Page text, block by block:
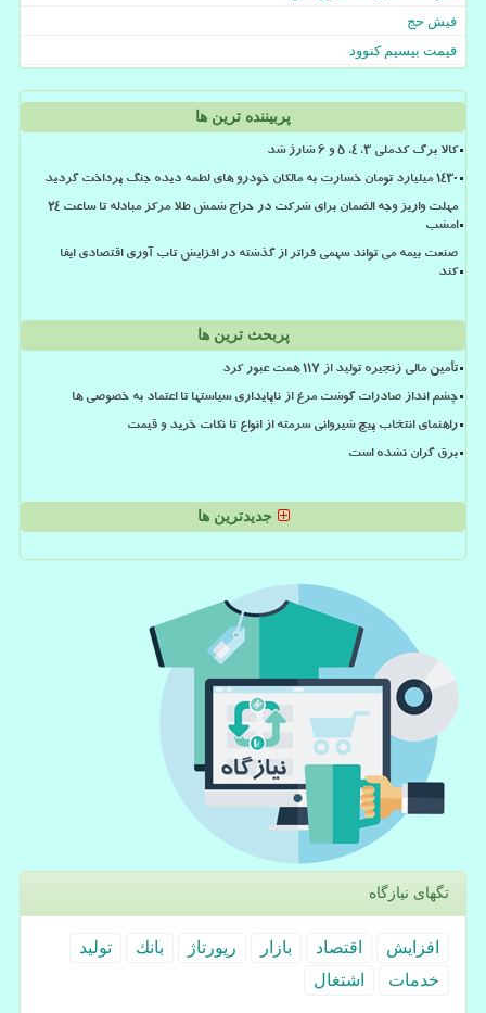
فیش حج
قیمت بیسیم کنوود
پربیننده ترین ها
کالا برگ کدملی 3، 4، 5 و 6 شارژ شد
۱۴۳۰ میلیارد تومان خسارت به مالکان خودرو های لطمه دیده جنگ پرداخت گردید
مهلت واریز وجه الضمان برای شرکت در حراج شمش طلا مرکز مبادله تا ساعت ۲۴
امشب
صنعت بیمه می تواند سهمی فراتر از گذشته در افزایش تاب آوری اقتصادی ایفا
کند
پربحث ترین ها
تأمین مالی زنجیره تولید از ۱۱۷ همت عبور کرد
چشم انداز صادرات گوشت مرغ از ناپایداری سیاستها تا اعتماد به خصوصی ها
راهنمای انتخاب پیچ شیروانی سرمته از انواع تا نکات خرید و قیمت
برق گران نشده است
جدیدترین ها
تگهای نیازگاه
افزایش اقتصاد بازار رپورتاژ بانك
تولید
خدمات
اشتغال